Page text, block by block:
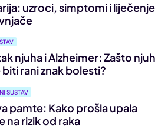
uzroci, simptomi i liječenje
njuha i Alzheimer: Zašto njuh
rani znak bolesti?
SUSTAV
pamte: Kako prošla upala
na rizik od raka